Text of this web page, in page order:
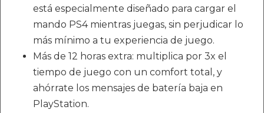
está especialmente diseñado para cargar el
mando PS4 mientras juegas, sin perjudicar lo
más mínimo a tu experiencia de juego.
Más de 12 horas extra: multiplica por 3x el
tiempo de juego con un comfort total, y
ahórrate los mensajes de batería baja en
PlayStation.